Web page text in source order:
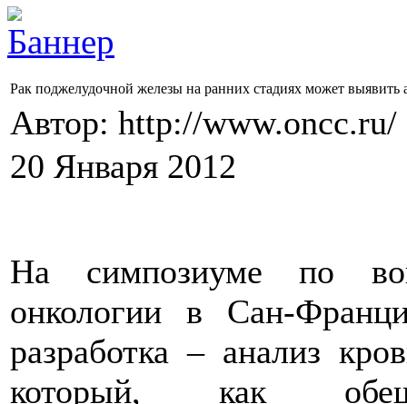
Рак поджелудочной железы на ранних стадиях может выявить
Автор: http://www.oncc.ru/
20 Января 2012
На симпозиуме по
онкологии в Сан-
разработка – анализ
который, как